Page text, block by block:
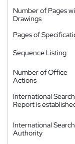
Number of Pages
Drawings
Pages of
Sequence Listing
Number of Office
Actions
International Search
Report is
International
Authority